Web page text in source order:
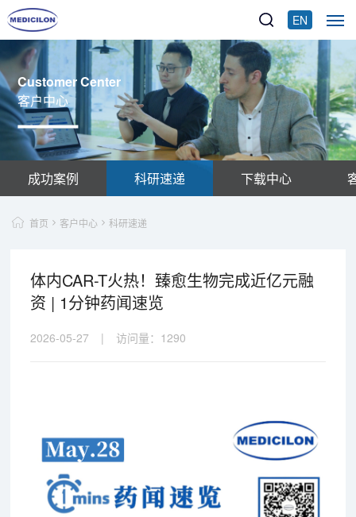
EN
Customer Center
客户中心
成功案例 科研速递 下载中心
首页 客户中心 科研速递
体内CAR-T火热！臻愈生物完成近亿元融
资 | 1分钟药闻速览
2026-05-27 | 访问量： 1290